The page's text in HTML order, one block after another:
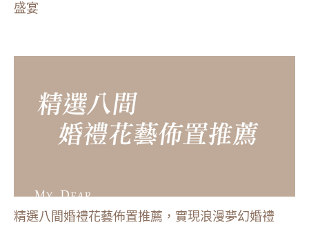
盛宴
精選八間婚禮花藝佈置推薦，實現浪漫夢幻婚禮